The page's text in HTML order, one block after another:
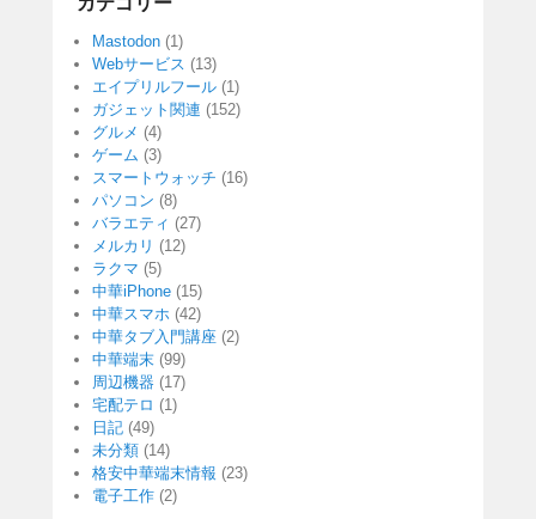
Mastodon (1)
Webサービス (13)
エイプリルフール (1)
ガジェット関連 (152)
グルメ (4)
ゲーム (3)
スマートウォッチ (16)
パソコン (8)
バラエティ (27)
メルカリ (12)
ラクマ (5)
中華iPhone (15)
中華スマホ (42)
中華タブ入門講座 (2)
中華端末 (99)
周辺機器 (17)
宅配テロ (1)
日記 (49)
未分類 (14)
格安中華端末情報 (23)
電子工作 (2)